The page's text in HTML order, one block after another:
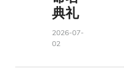
典礼
2026-07-
02